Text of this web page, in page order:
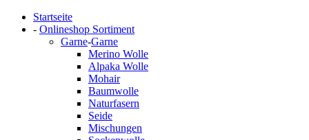
Startseite
- Onlineshop Sortiment
Garne-Garne
Merino Wolle
Alpaka Wolle
Mohair
Baumwolle
Naturfasern
Seide
Mischungen